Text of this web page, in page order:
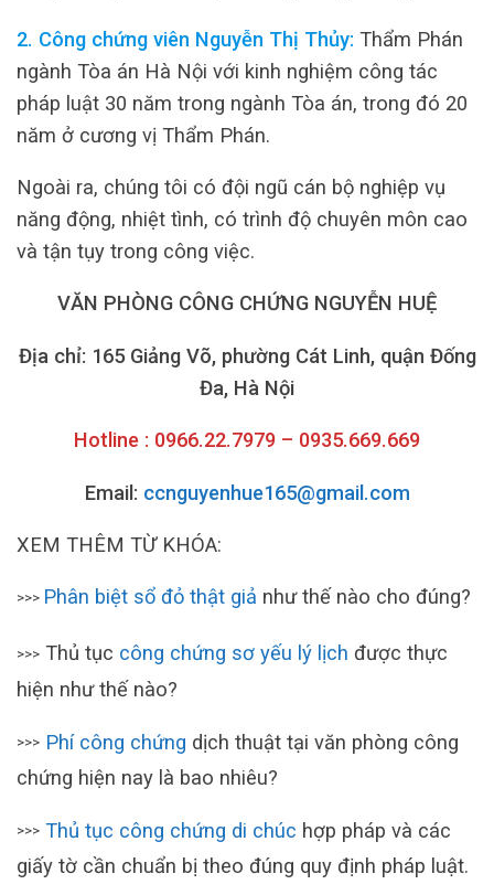
2. Công chứng viên Nguyễn Thị Thủy: Thẩm Phán
ngành Tòa án Hà Nội với kinh nghiệm công tác
pháp luật 30 năm trong ngành Tòa án, trong đó 20
năm ở cương vị Thẩm Phán.
Ngoài ra, chúng tôi có đội ngũ cán bộ nghiệp vụ
năng động, nhiệt tình, có trình độ chuyên môn cao
và tận tụy trong công việc.
VĂN PHÒNG CÔNG CHỨNG NGUYỄN HUỆ
Địa chỉ: 165 Giảng Võ, phường Cát Linh, quận Đống
Đa, Hà Nội
Hotline : 0966.22.7979 – 0935.669.669
Email: ccnguyenhue165@gmail.com
XEM THÊM TỪ KHÓA:
>>> Phân biệt sổ đỏ thật giả như thế nào cho đúng?
>>> Thủ tục công chứng sơ yếu lý lịch được thực
hiện như thế nào?
>>> Phí công chứng dịch thuật tại văn phòng công
chứng hiện nay là bao nhiêu?
>>> Thủ tục công chứng di chúc hợp pháp và các
giấy tờ cần chuẩn bị theo đúng quy định pháp luật.